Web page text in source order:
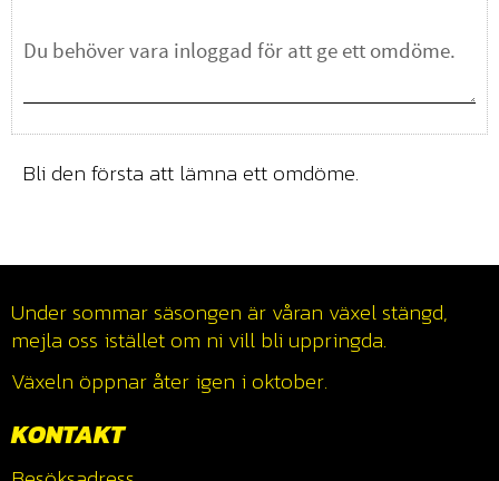
Bli den första att lämna ett omdöme.
Under sommar säsongen är våran växel stängd,
mejla oss istället om ni vill bli uppringda.
Växeln öppnar åter igen i oktober.
KONTAKT